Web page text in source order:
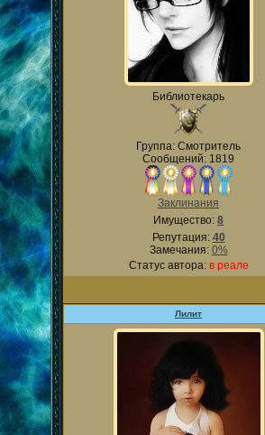
Библиотекарь
Группа: Смотритель
Сообщений: 1819
Заклинания
Имущество: 8
Репутация: 40
Замечания: 0%
Статус автора: в реале
Лилит